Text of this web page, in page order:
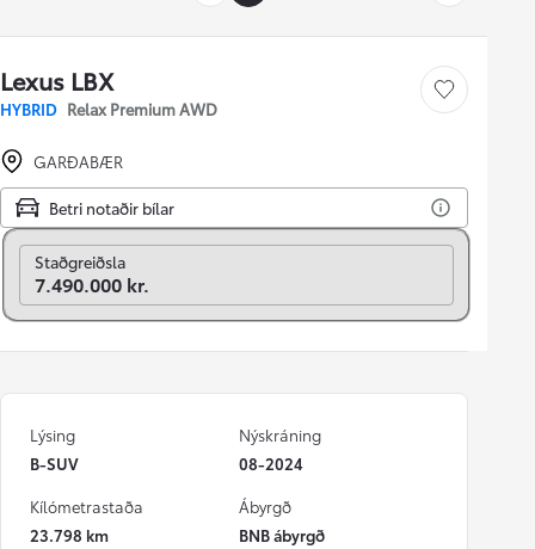
Lexus LBX
HYBRID Relax Premium AWD
Vista bíl
GARÐABÆR
Betri notaðir bílar
Breyta í mánaðarlega
Staðgreiðsla
7.490.000 kr.
Lýsing
B-SUV
Nýskráning
08-2024
Kílómetrastaða
23.798 km
Ábyrgð
BNB ábyrgð